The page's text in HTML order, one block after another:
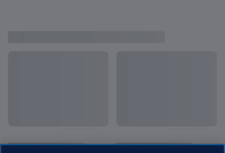
troisième place | Coupe du Monde U-20 de